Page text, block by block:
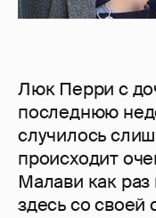
Люк Перри с
последнюю
случилось
происходит
Малави как
здесь со своей